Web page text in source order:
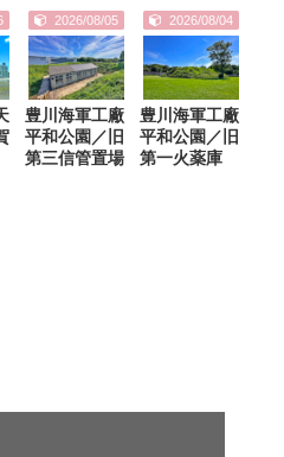
2026/08/05
豊川海軍工廠
平和公園／旧
第三信管置場
2026/08/04
豊川海軍工廠
平和公園／旧
第一火薬庫